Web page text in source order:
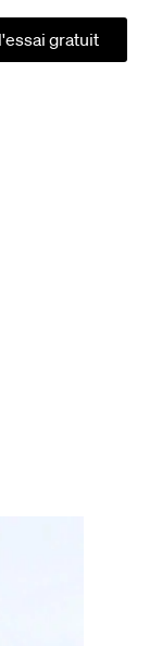
gratuit